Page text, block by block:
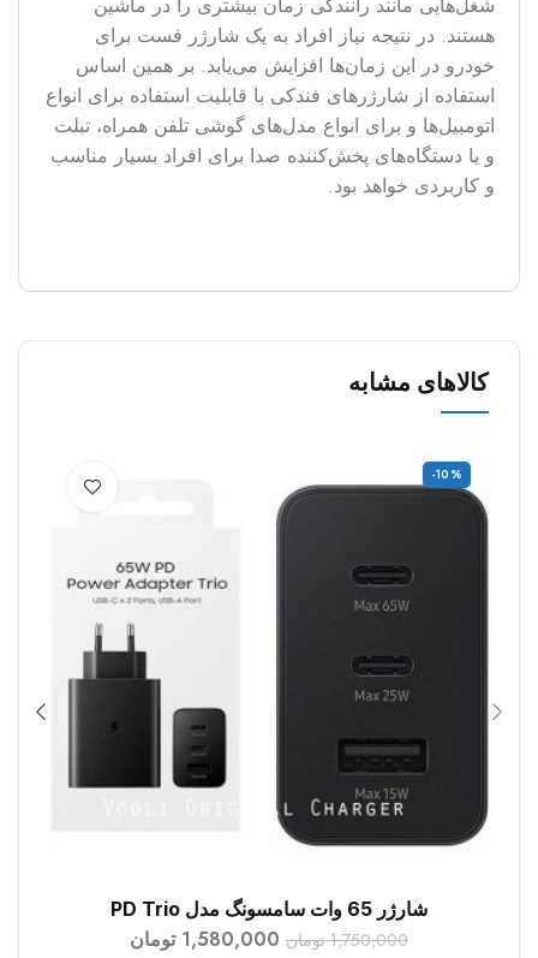
شغل‌هایی مانند رانندگی زمان بیشتری را در ماشین
هستند. در نتیجه نیاز افراد به یک شارژر فست برای
خودرو در این زمان‌ها افزایش می‌یابد. بر همین اساس
استفاده از شارژرهای فندکی با قابلیت استفاده برای انواع
اتومبیل‌ها و برای انواع مدل‌های گوشی‌ تلفن همراه، تبلت
و یا دستگاه‌های پخش‌کننده صدا برای افراد بسیار مناسب
و کاربردی خواهد بود.
کالاهای مشابه
-10%
افزودن به سبد خرید
شارژر 65 وات سامسونگ مدل PD Trio
1,750,000 تومان 1,580,000 تومان